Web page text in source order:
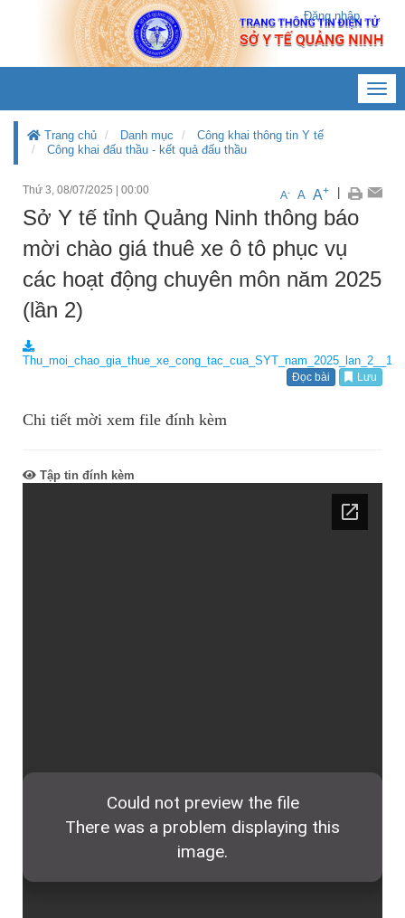
Đăng nhập
Trang chủ Danh mục
Công khai thông tin Y tế
Công khai đấu thầu - kết quả đấu thầu
Thứ 3, 08/07/2025 00:00 A- A A+
Sở Y tế tỉnh Quảng Ninh thông báo
mời chào giá thuê xe ô tô phục vụ
các hoạt động chuyên môn năm 2025
(lần 2)
Đọc bài Lưu
Chi tiết mời xem file đính kèm
Tập tin đính kèm